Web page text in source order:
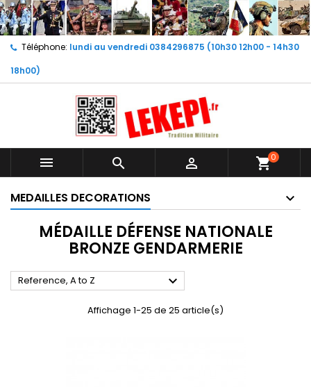
Téléphone: lundi au vendredi 0384296875 (10h30 12h00 - 14h30
18h00)
   shopping_cart0
MEDAILLES DECORATIONS
MÉDAILLE DÉFENSE NATIONALE
BRONZE GENDARMERIE
Reference, A to Z 
Affichage 1-25 de 25 article(s)